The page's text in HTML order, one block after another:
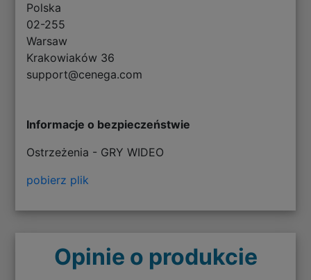
Polska
02-255
Warsaw
Krakowiaków 36
support@cenega.com
Informacje o bezpieczeństwie
Ostrzeżenia - GRY WIDEO
pobierz plik
Opinie o produkcie